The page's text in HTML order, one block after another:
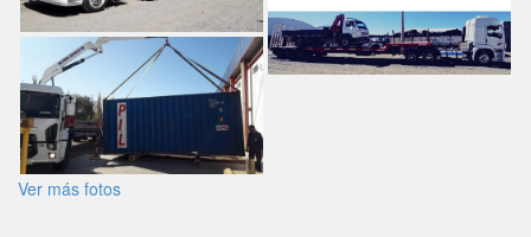
Ver más fotos